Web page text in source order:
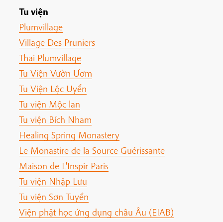
Tu viện
Plumvillage
Village Des Pruniers
Thai Plumvillage
Tu Viện Vườn Ươm
Tu Viện Lộc Uyển
Tu viện Mộc lan
Tu viện Bích Nham
Healing Spring Monastery
Le Monastire de la Source Guérissante
Maison de L'Inspir Paris
Tu viện Nhập Lưu
Tu viện Sơn Tuyền
Viện phật học ứng dụng châu Âu (EIAB)